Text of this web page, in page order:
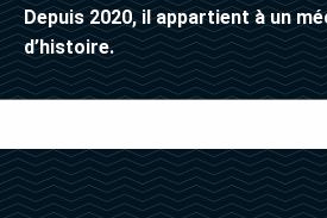
Depuis 2020, il appartient à un
d’histoire.